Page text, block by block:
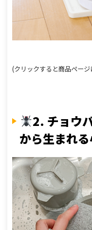
(クリックすると商品ページ
2. チョウ
から生まれ